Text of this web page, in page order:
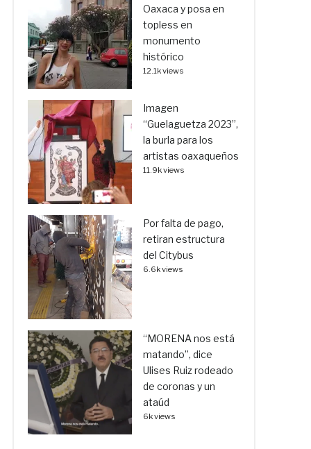
Oaxaca y posa en
topless en
monumento
histórico
12.1k views
Imagen
“Guelaguetza 2023”,
la burla para los
artistas oaxaqueños
11.9k views
Por falta de pago,
retiran estructura
del Citybus
6.6k views
“MORENA nos está
matando”, dice
Ulises Ruiz rodeado
de coronas y un
ataúd
6k views